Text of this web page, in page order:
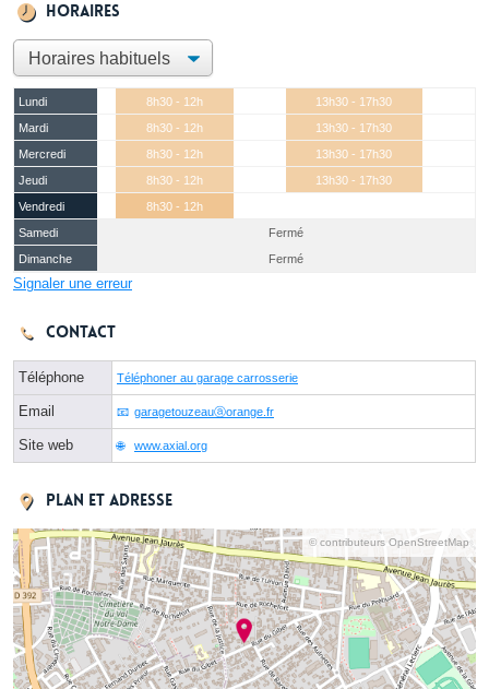
Horaires
Lundi 8h30 - 12h
13h30 - 17h30
Mardi
8h30 - 12h
13h30 - 17h30
Mercredi
8h30 - 12h
13h30 - 17h30
Jeudi
8h30 - 12h
13h30 - 17h30
Vendredi
8h30 - 12h
Samedi
Fermé
Dimanche
Fermé
Signaler une erreur
Contact
Téléphone Téléphoner au garage carrosserie
Email garagetouzeauⓐorange.fr
Site web www.axial.org
Plan et adresse
© contributeurs OpenStreetMap